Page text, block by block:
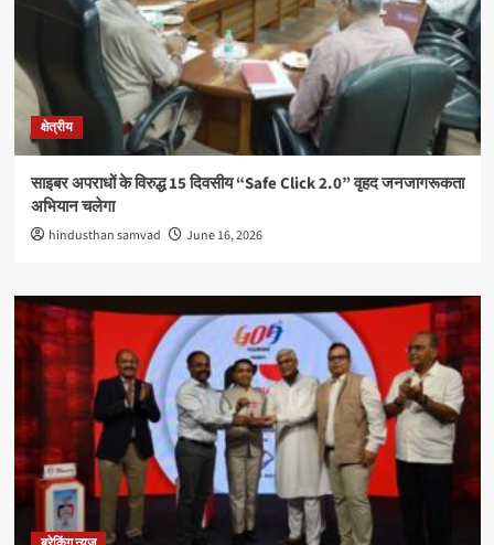
क्षेत्रीय
साइबर अपराधों के विरुद्ध 15 दिवसीय “Safe Click 2.0” वृहद जनजागरूकता
अभियान चलेगा
hindusthan samvad June 16, 2026